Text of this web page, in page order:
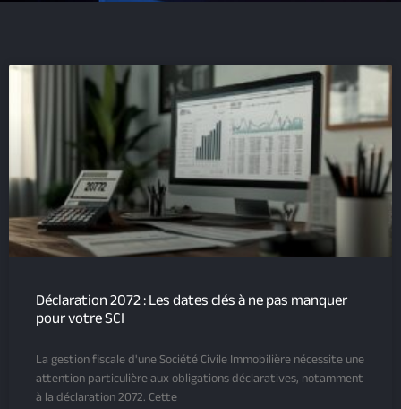
Déclaration 2072 : Les dates clés à ne pas manquer
pour votre SCI
La gestion fiscale d'une Société Civile Immobilière nécessite une
attention particulière aux obligations déclaratives, notamment
à la déclaration 2072. Cette